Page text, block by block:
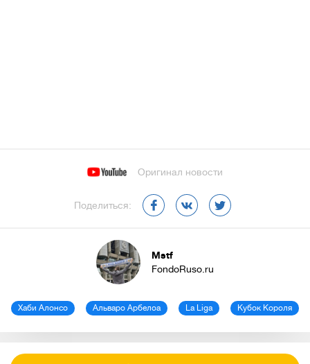
Оригинал новости
Поделиться:
Mstf
FondoRuso.ru
Хаби Алонсо Альваро Арбелоа La Liga Кубок Короля